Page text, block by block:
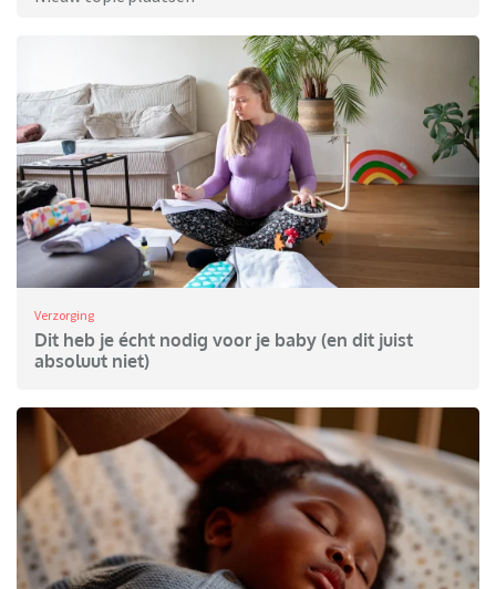
Verzorging
Dit heb je écht nodig voor je baby (en dit juist
absoluut niet)